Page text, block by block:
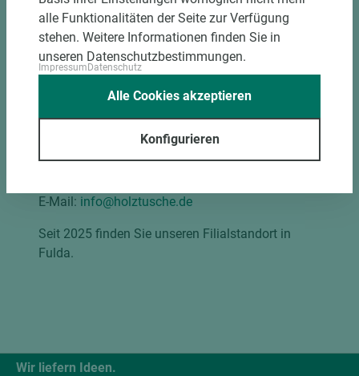
Habelbergstraße 6 | 36043 Fulda
Mo–Fr 07:30–17:00 Uhr
E-Mail: info@holztusche.de
Seit 2025 finden Sie unseren Filialstandort in
Fulda.
Wir liefern Ideen.
alle Funktionalitäten der Seite zur Verfügung
stehen. Weitere Informationen finden Sie in
unseren Datenschutzbestimmungen.
Impressum Datenschutz
Konfigurieren
Alle Cookies akzeptieren